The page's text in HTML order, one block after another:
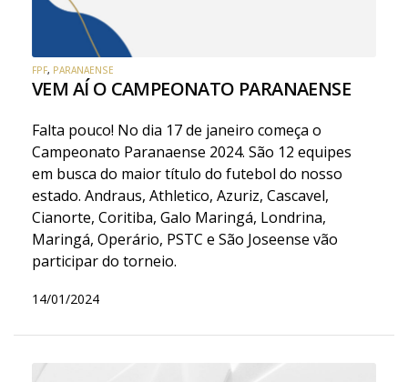
FPF, PARANAENSE
VEM AÍ O CAMPEONATO PARANAENSE
Falta pouco! No dia 17 de janeiro começa o
Campeonato Paranaense 2024. São 12 equipes
em busca do maior título do futebol do nosso
estado. Andraus, Athletico, Azuriz, Cascavel,
Cianorte, Coritiba, Galo Maringá, Londrina,
Maringá, Operário, PSTC e São Joseense vão
participar do torneio.
14/01/2024